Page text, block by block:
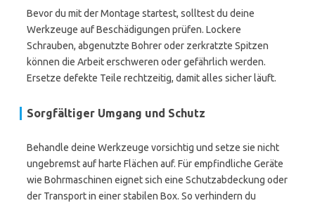
Bevor du mit der Montage startest, solltest du deine
Werkzeuge auf Beschädigungen prüfen. Lockere
Schrauben, abgenutzte Bohrer oder zerkratzte Spitzen
können die Arbeit erschweren oder gefährlich werden.
Ersetze defekte Teile rechtzeitig, damit alles sicher läuft.
Sorgfältiger Umgang und Schutz
Behandle deine Werkzeuge vorsichtig und setze sie nicht
ungebremst auf harte Flächen auf. Für empfindliche Geräte
wie Bohrmaschinen eignet sich eine Schutzabdeckung oder
der Transport in einer stabilen Box. So verhindern du